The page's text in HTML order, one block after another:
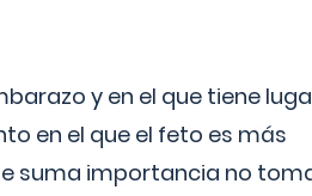
y en el que tiene
en el que el feto es más
suma importancia no